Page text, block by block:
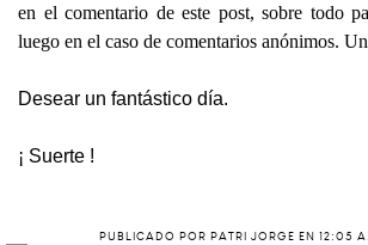
en el comentario de este post, sobre todo
luego en el caso de comentarios anónimos.
Desear un fantástico día.
¡ Suerte !
PUBLICADO POR PATRI JORGE EN 12:05